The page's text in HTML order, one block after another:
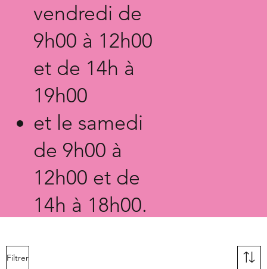
Filtrer
vendredi de
9h00 à 12h00
et de 14h à
19h00
et le samedi
de 9h00 à
12h00 et de
14h à 18h00.